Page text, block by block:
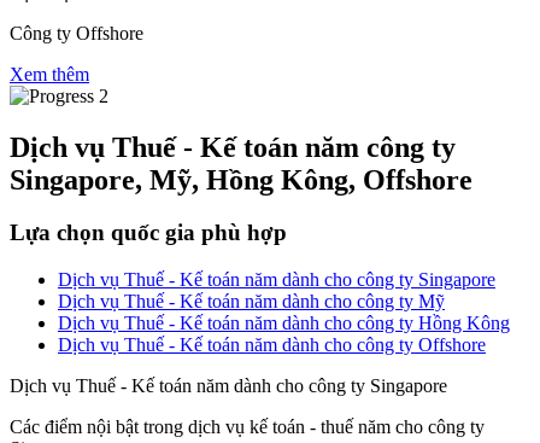
Công ty Offshore
Xem thêm
Dịch vụ Thuế - Kế toán năm công ty
Singapore, Mỹ, Hồng Kông, Offshore
Lựa chọn quốc gia phù hợp
Dịch vụ Thuế - Kế toán năm dành cho công ty Singapore
Dịch vụ Thuế - Kế toán năm dành cho công ty Mỹ
Dịch vụ Thuế - Kế toán năm dành cho công ty Hồng Kông
Dịch vụ Thuế - Kế toán năm dành cho công ty Offshore
Dịch vụ Thuế - Kế toán năm dành cho công ty Singapore
Các điểm nội bật trong dịch vụ kế toán - thuế năm cho công ty